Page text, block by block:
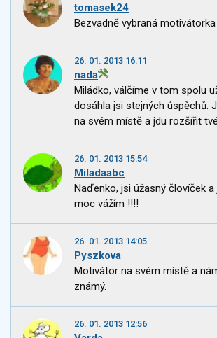
tomasek24
Bezvadně vybraná
26. 01. 2013 16:11
nada
Miládko, válčíme v tom spolu
dosáhla jsi stejných úspěchů.
na svém místě a jdu rozšířit
26. 01. 2013 15:54
Miladaabc
Naďenko, jsi úžasný človíček
moc vážím !!!!
26. 01. 2013 14:05
Pyszkova
Motivátor na svém místě a
známý.
26. 01. 2013 12:56